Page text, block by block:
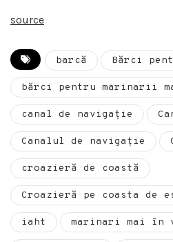
source
barcă Bărci
bărci pentru marinarii
canal de navigație
Canalul de navigație
croazieră de coastă
Croazieră pe coasta de
iaht marinari mai în